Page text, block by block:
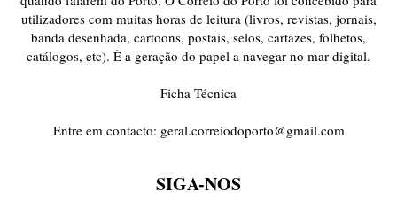
utilizadores com muitas horas de leitura (livros, revistas, jornais,
banda desenhada, cartoons, postais, selos, cartazes, folhetos,
catálogos, etc). É a geração do papel a navegar no mar digital.
Ficha Técnica
Entre em contacto: geral.correiodoporto@gmail.com
SIGA-NOS